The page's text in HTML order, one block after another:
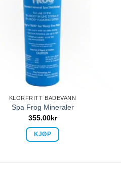
KLORFRITT BADEVANN
Spa Frog Mineraler
355.00kr
KJØP